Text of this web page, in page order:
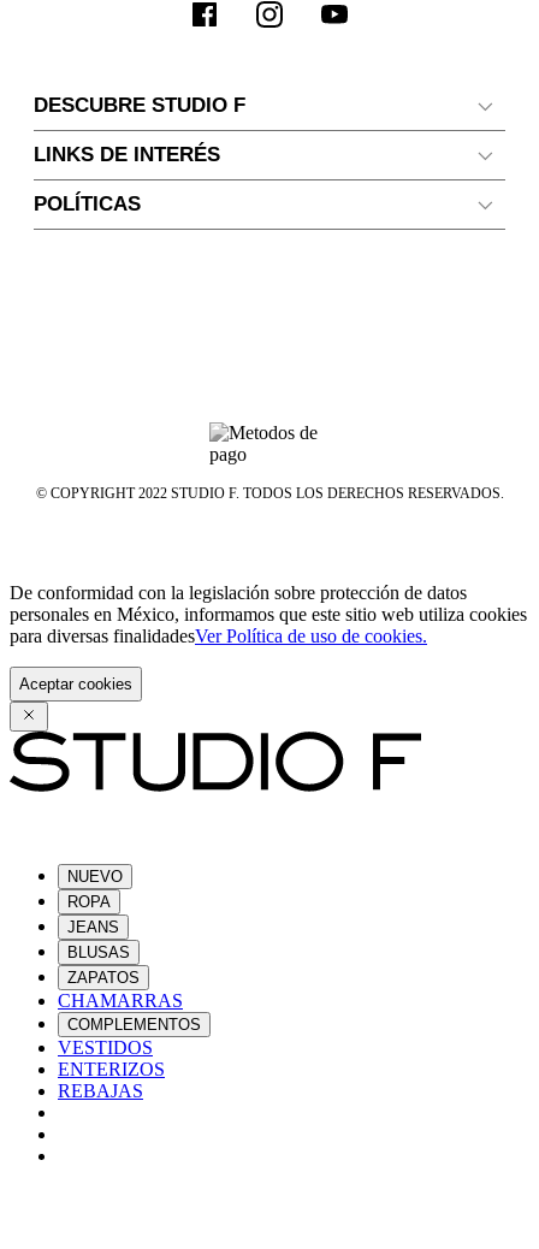
DESCUBRE STUDIO F
LINKS DE INTERÉS
POLÍTICAS
© COPYRIGHT 2022 STUDIO F. TODOS LOS DERECHOS RESERVADOS.
De conformidad con la legislación sobre protección de datos
personales en México, informamos que este sitio web utiliza cookies
para diversas finalidadesVer Política de uso de cookies.
Aceptar cookies
NUEVO
ROPA
JEANS
BLUSAS
ZAPATOS
CHAMARRAS
COMPLEMENTOS
VESTIDOS
ENTERIZOS
REBAJAS